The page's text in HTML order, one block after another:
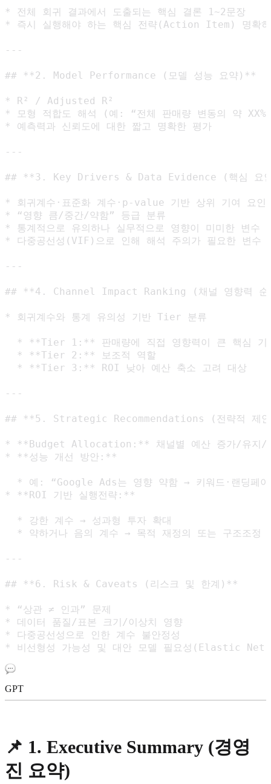
* 전체 회귀 결과에서 도출되는 핵심 결론 1~2문장
* 즉시 실행해야 하는 핵심 전략(Action Item) 명확
---
## **2. Model Performance (모델 성능 요약)**
* R² / Adjusted R²
* 모형 적합도 해석 (예: “전체 판매량 변동의 약 XX%
* 예측력과 신뢰도에 대한 짧고 명확한 평가
---
## **3. Key Drivers & Data Evidence (핵심 요
* 회귀계수·표준화 계수·p-value 기반 상위 기여 요인
* “영향 큼/중간/약함” 등급 분류
* 통계적으로 유의하나 실무적으로 영향이 미미한 변수
* 다중공선성(VIF)으로 인해 해석 주의가 필요한 변수
---
## **4. Channel Impact Ranking (채널 영향력
* 회귀계수와 통계 유의성 기반 Tier 분류
* **Tier 1:** 판매량에 직접 영향력이 큰 핵심 기
  * **Tier 2:** 보조적 역할
  * **Tier 3:** ROI 낮아 예산 축소 고려 대상
---
## **5. Strategic Recommendations (전략적 제
* **Budget Allocation:** 채널별 예산 증가/유지/축
* **성능 개선 방안:**
* 예: “Google Ads는 영향 약함 → 키워드·랜딩페이
* **ROI 기반 실행전략:**
  * 강한 계수 → 성과형 투자 확대
  * 약하거나 음의 계수 → 목적 재정의 또는 구조조정
---
## **6. Risk & Caveats (리스크 및 한계)**
* “상관 ≠ 인과” 문제
* 데이터 품질/표본 크기/이상치 영향
* 다중공선성으로 인한 계수 불안정성
GPT
📌 1. Executive Summary (경영
진 요약)